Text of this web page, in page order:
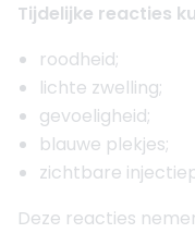
Tijdelijke reacties
roodheid;
lichte zwelling;
gevoeligheid;
blauwe plekjes;
zichtbare
Deze reacties